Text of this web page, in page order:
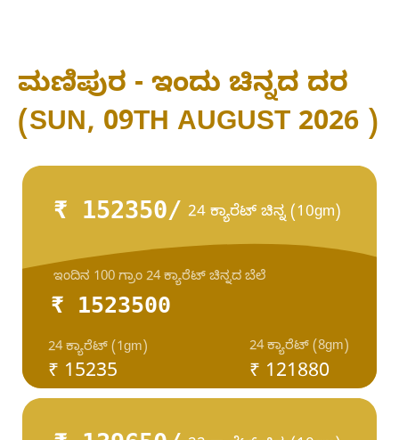
ಮಣಿಪುರ - ಇಂದು ಚಿನ್ನದ ದರ
(SUN, 09TH AUGUST 2026 )
₹ 152350/ 24 ಕ್ಯಾರೆಟ್ ಚಿನ್ನ (10gm)
₹ 1523500
₹ 15235
24 ಕ್ಯಾರೆಟ್ (1gm) 24 ಕ್ಯಾರೆಟ್ (8gm)
ಇಂದಿನ 100 ಗ್ರಾಂ 24 ಕ್ಯಾರೆಟ್ ಚಿನ್ನದ ಬೆಲೆ
₹ 121880